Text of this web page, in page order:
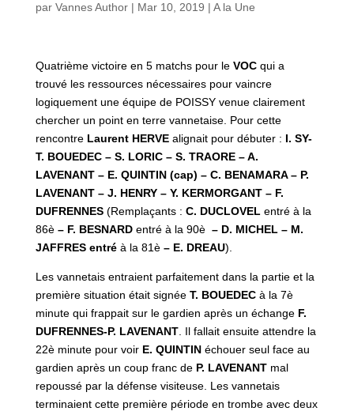
par Vannes Author| Mar 10, 2019 | A la Une
Quatrième victoire en 5 matchs pour le VOCqui a
trouvé les ressources nécessaires pour vaincre
logiquement une équipe de POISSY venue clairement
chercher un point en terre vannetaise. Pour cette
rencontreLaurent HERVEalignait pour débuter : I. SY-
T. BOUEDEC – S. LORIC – S. TRAORE – A.
LAVENANT – E. QUINTIN (cap) – C. BENAMARA – P.
LAVENANT – J. HENRY – Y. KERMORGANT – F.
DUFRENNES(Remplaçants : C. DUCLOVEL entré à la
86è– F. BESNARD entré à la 90è – D. MICHEL – M.
JAFFRES entré à la 81è– E. DREAU).
Les vannetais entraient parfaitement dans la partie et la
première situation était signéeT. BOUEDECà la 7è
minute qui frappait sur le gardien après un échange F.
DUFRENNES-P. LAVENANT. Il fallait ensuite attendre la
22è minute pour voir E. QUINTINéchouer seul face au
gardien après un coup franc de P. LAVENANTmal
repoussé par la défense visiteuse. Les vannetais
terminaient cette première période en trombe avec deux